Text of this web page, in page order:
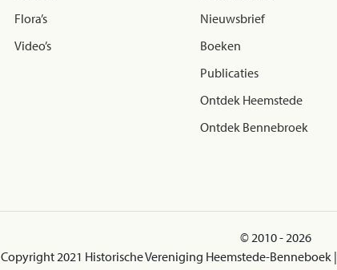
Flora’s
Video’s
Nieuwsbrief
Boeken
Publicaties
Ontdek Heemstede
Ontdek Bennebroek
© 2010 - 2026
Copyright 2021 Historische Vereniging Heemstede-Benneboek |